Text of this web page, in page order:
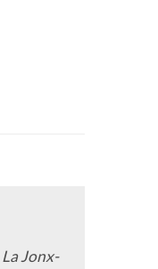
La Jonx-